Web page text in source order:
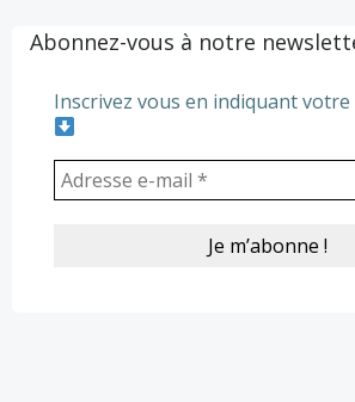
Abonnez-vous à notre
Inscrivez vous en indiquant votre